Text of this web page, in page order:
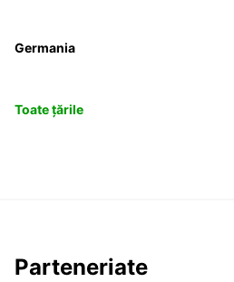
Germania
Toate țările
Parteneriate